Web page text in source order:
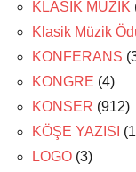
KLASİK MÜZİK
Klasik Müzik
KONFERANS
KONGRE (4)
KONSER (912)
KÖŞE YAZISI
LOGO (3)